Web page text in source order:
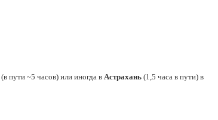
(в пути ~5 часов) или иногда в Астрахань (1,5 часа в пути) в